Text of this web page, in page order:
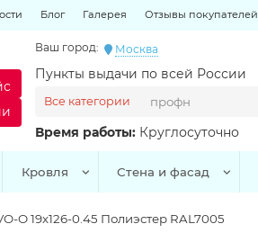
Блог Галерея Отзывы покупателей
Ваш город: Москва
Пункты выдачи по всей России
Время работы: Круглосуточно
Все категории
Кровля Стена и фасад
O 19х126-0.45 Полиэстер RAL7005